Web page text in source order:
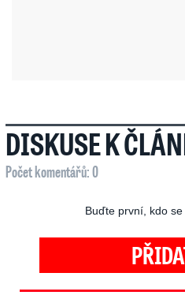
DISKUSE K
Počet komentářů: 0
Buďte první, kdo se